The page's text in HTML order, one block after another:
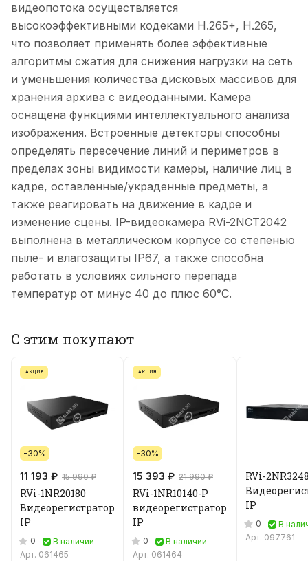
видеопотока осуществляется
высокоэффективными кодеками H.265+, H.265,
что позволяет применять более эффективные
алгоритмы сжатия для снижения нагрузки на сеть
и уменьшения количества дисковых массивов для
хранения архива с видеоданными. Камера
оснащена функциями интеллектуального анализа
изображения. Встроенные детекторы способны
определять пересечение линий и периметров в
пределах зоны видимости камеры, наличие лиц в
кадре, оставленные/украденные предметы, а
также реагировать на движение в кадре и
изменение сцены. IP-видеокамера RVi-2NCT2042
выполнена в металлическом корпусе со степенью
пыле- и влагозащиты IP67, а также способна
работать в условиях сильного перепада
температур от минус 40 до плюс 60°С.
С этим покупают
АКЦИЯ
-30%
11 193 ₽ 15 990 ₽
RVi-1NR20180
Видеорегистратор
IP
0
В наличии
Арт. 061465
АКЦИЯ
-30%
15 393 ₽ 21 990 ₽
RVi-1NR10140-P
видеорегистратор
IP
0
В наличии
Арт. 061464
RVi-
IP
0
В
Арт. 097761